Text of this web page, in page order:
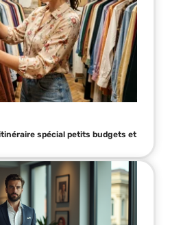
spécial petits budgets et